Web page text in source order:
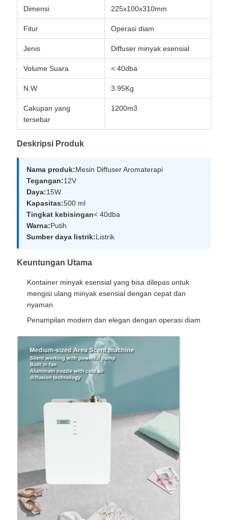
Dimensi 225x100x310mm
Fitur Operasi diam
Jenis Diffuser minyak esensial
Volume Suara < 40dba
N.W 3.95Kg
Cakupan yang
tersebar
1200m3
Deskripsi Produk
Nama produk:Mesin Diffuser Aromaterapi
Tegangan:12V
Daya:15W
Kapasitas:500 ml
Tingkat kebisingan< 40dba
Warna:Putih
Sumber daya listrik:Listrik
Keuntungan Utama
Kontainer minyak esensial yang bisa dilepas untuk
mengisi ulang minyak esensial dengan cepat dan
nyaman
Penampilan modern dan elegan dengan operasi diam